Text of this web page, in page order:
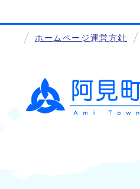
ホームページ運営方針